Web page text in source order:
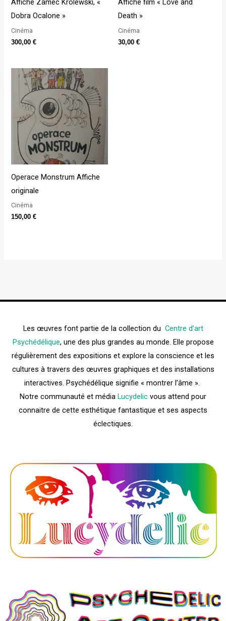
Affiche Zamec Krolewski, «
Dobra Ocalone »
Cinéma
300,00€
Affiche film « Love and
Death »
Cinéma
30,00 €
Operace Monstrum Affiche
originale
Cinéma
150,00€
Les œuvres font partie de la collection du Centre d’art
Psychédélique, une des plus grandes au monde. Elle propose
régulièrement des expositions et explore la conscience et les
cultures à travers des œuvres graphiques et des installations
interactives. Psychédélique signifie « montrer l’âme ».
Notre communauté et média Lucydelic vous attend pour
connaitre de cette esthétique fantastique et ses aspects
éclectiques.